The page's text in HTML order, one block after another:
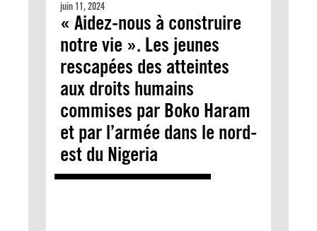
juin 11, 2024
« Aidez-nous à construire
notre vie ». Les jeunes
rescapées des atteintes
aux droits humains
commises par Boko Haram
et par l’armée dans le nord-
est du Nigeria